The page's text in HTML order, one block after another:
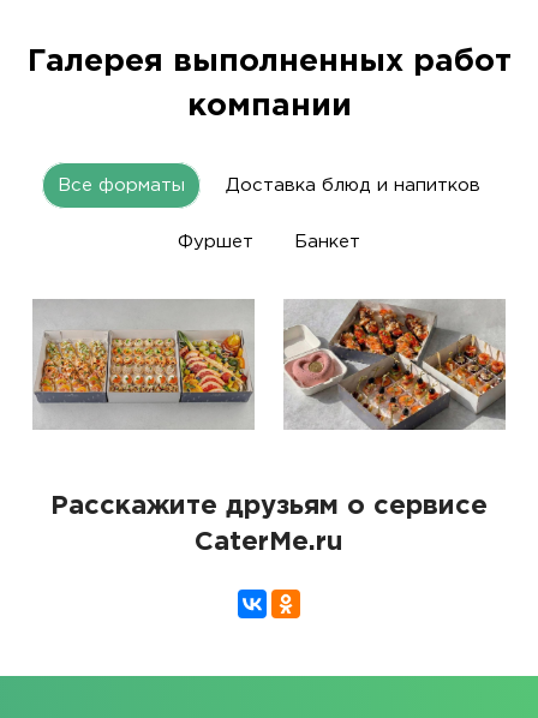
Галерея выполненных работ
компании
Все форматы Доставка блюд и напитков
Фуршет Банкет
Расскажите друзьям о сервисе
CaterMe.ru